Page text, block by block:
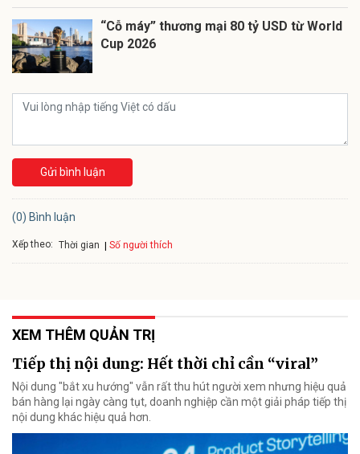
“Cỗ máy” thương mại 80 tỷ USD từ World
Cup 2026
Gửi bình luận
(0) Bình luận
Xếp theo: Thời gian Số người thích
XEM THÊM QUẢN TRỊ
Tiếp thị nội dung: Hết thời chỉ cần “viral”
Nội dung "bắt xu hướng" vẫn rất thu hút người xem nhưng hiệu quả
bán hàng lại ngày càng tụt, doanh nghiệp cần một giải pháp tiếp thị
nội dung khác hiệu quả hơn.